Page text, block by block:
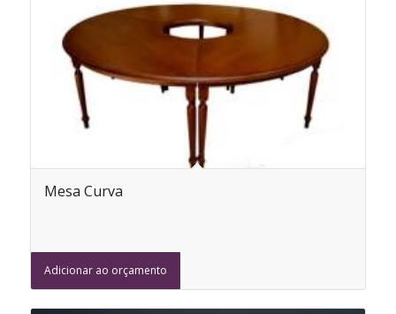
Mesa Curva
Adicionar ao orçamento